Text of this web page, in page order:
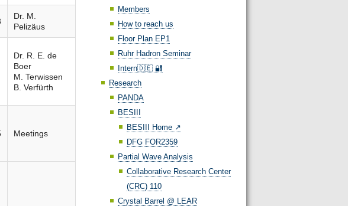
Dr. M.
Pelizäus
Dr. R. E. de
Boer
M. Terwissen
B. Verfürth
Meetings
Members
How to reach us
Floor Plan EP1
Ruhr Hadron Seminar
Intern🇩🇪 🔐
Research
PANDA
BESIII
BESIII Home ↗️
DFG FOR2359
Partial Wave Analysis
Collaborative Research Center
(CRC) 110
Crystal Barrel @ LEAR